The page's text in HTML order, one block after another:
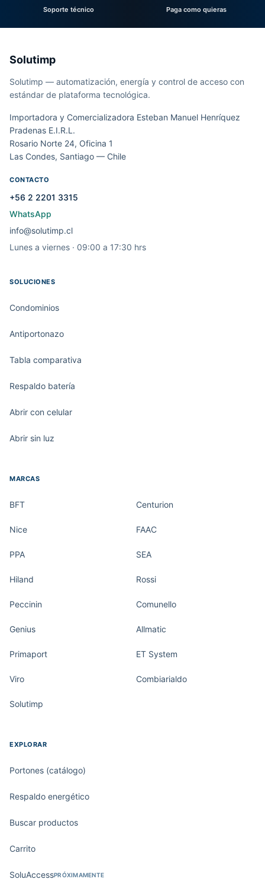
Soporte técnico Paga como quieras
Solutimp
Solutimp — automatización, energía y control de acceso con
estándar de plataforma tecnológica.
Importadora y Comercializadora Esteban Manuel Henríquez
Pradenas E.I.R.L.
Rosario Norte 24, Oficina 1
Las Condes, Santiago — Chile
CONTACTO
+56 2 2201 3315
WhatsApp
info@solutimp.cl
Lunes a viernes · 09:00 a 17:30 hrs
SOLUCIONES
Condominios
Antiportonazo
Tabla comparativa
Respaldo batería
Abrir con celular
Abrir sin luz
MARCAS
BFT Centurion
Nice FAAC
PPA SEA
Hiland Rossi
Peccinin Comunello
Genius Allmatic
Primaport ET System
Viro Combiarialdo
Solutimp
EXPLORAR
Portones (catálogo)
Respaldo energético
Buscar productos
Carrito
SoluAccessPRÓXIMAMENTE